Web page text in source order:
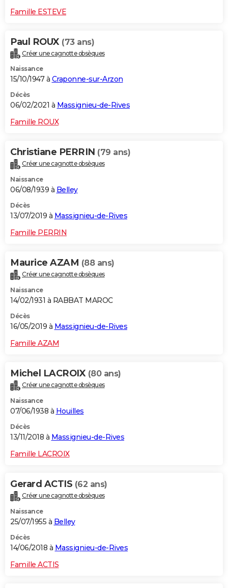
Famille ESTEVE
Paul ROUX (73 ans)
Créer une cagnotte obsèques
Naissance
15/10/1947 à Craponne-sur-Arzon
Décès
06/02/2021 à Massignieu-de-Rives
Famille ROUX
Christiane PERRIN (79 ans)
Créer une cagnotte obsèques
Naissance
06/08/1939 à Belley
Décès
13/07/2019 à Massignieu-de-Rives
Famille PERRIN
Maurice AZAM (88 ans)
Créer une cagnotte obsèques
Naissance
14/02/1931 à RABBAT MAROC
Décès
16/05/2019 à Massignieu-de-Rives
Famille AZAM
Michel LACROIX (80 ans)
Créer une cagnotte obsèques
Naissance
07/06/1938 à Houilles
Décès
13/11/2018 à Massignieu-de-Rives
Famille LACROIX
Gerard ACTIS (62 ans)
Créer une cagnotte obsèques
Naissance
25/07/1955 à Belley
Décès
14/06/2018 à Massignieu-de-Rives
Famille ACTIS